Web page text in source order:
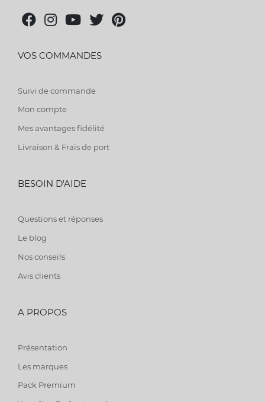
VOS COMMANDES
Suivi de commande
Mon compte
Mes avantages fidélité
Livraison & Frais de port
BESOIN D'AIDE
Questions et réponses
Le blog
Nos conseils
Avis clients
A PROPOS
Présentation
Les marques
Pack Premium